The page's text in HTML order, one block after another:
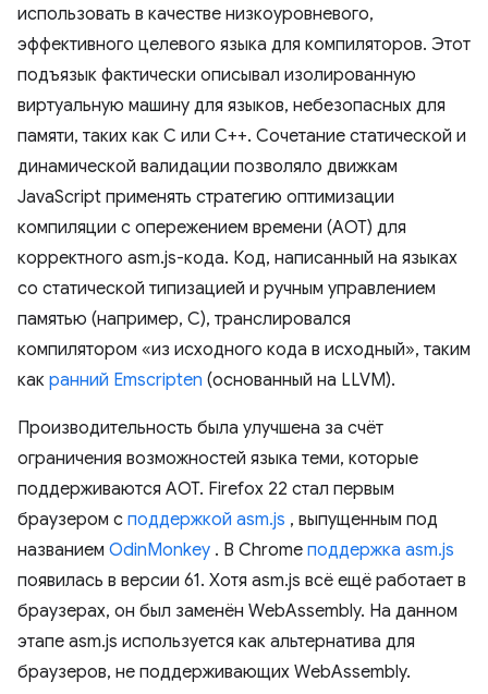
использовать в качестве низкоуровневого,
эффективного целевого языка для компиляторов. Этот
подъязык фактически описывал изолированную
виртуальную машину для языков, небезопасных для
памяти, таких как C или C++. Сочетание статической и
динамической валидации позволяло движкам
JavaScript применять стратегию оптимизации
компиляции с опережением времени (AOT) для
корректного asm.js-кода. Код, написанный на языках
со статической типизацией и ручным управлением
памятью (например, C), транслировался
компилятором «из исходного кода в исходный», таким
как ранний Emscripten (основанный на LLVM).
Производительность была улучшена за счёт
ограничения возможностей языка теми, которые
поддерживаются AOT. Firefox 22 стал первым
браузером с поддержкой asm.js , выпущенным под
названием OdinMonkey . В Chrome поддержка asm.js
появилась в версии 61. Хотя asm.js всё ещё работает в
браузерах, он был заменён WebAssembly. На данном
этапе asm.js используется как альтернатива для
браузеров, не поддерживающих WebAssembly.